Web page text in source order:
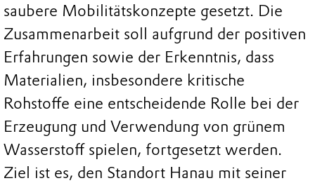
saubere Mobilitätskonzepte gesetzt. Die
Zusammenarbeit soll aufgrund der positiven
Erfahrungen sowie der Erkenntnis, dass
Materialien, insbesondere kritische
Rohstoffe eine entscheidende Rolle bei der
Erzeugung und Verwendung von grünem
Wasserstoff spielen, fortgesetzt werden.
Ziel ist es, den Standort Hanau mit seiner